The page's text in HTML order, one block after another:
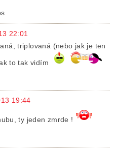
22:01
triplovaná (nebo jak je ten
to tak vidím
19:44
ty jeden zmrde !